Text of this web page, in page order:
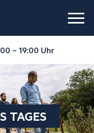
– 19:00 Uhr
TAGES